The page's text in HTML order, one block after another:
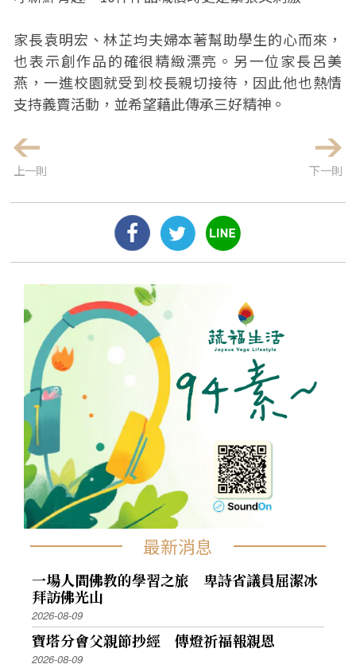
家長袁明宏、林芷均夫婦本著幫助學生的心而來，
也表示創作品的確很精緻漂亮。另一位家長呂美
燕，一進校園就受到校長親切接待，因此他也熱情
支持義賣活動，並希望藉此傳承三好精神。
上一則 下一則
最新消息
一場人間佛教的學習之旅 卑詩省議員屈潔冰
拜訪佛光山
2026-08-09
寶塔分會父親節抄經 傳燈祈福報親恩
2026-08-09